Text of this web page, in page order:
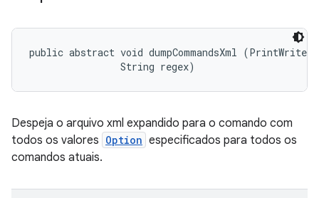
public abstract void dumpCommandsXml
                String regex)
Despeja o arquivo xml expandido para o comando com
todos os valores Option especificados para todos os
comandos atuais.